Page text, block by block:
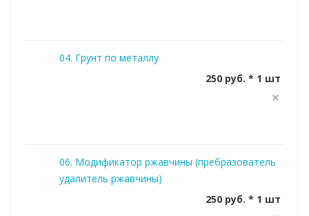
04. Грунт по металлу
250 руб. * 1 шт
06. Модификатор ржавчины (пребразователь
удалитель ржавчины)
250 руб. * 1 шт